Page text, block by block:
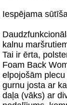
Iespējama
kalnu
Tai ir ērta,
Foam Back
elpojošām
gurnu josta ar
daļa (vāks) ar